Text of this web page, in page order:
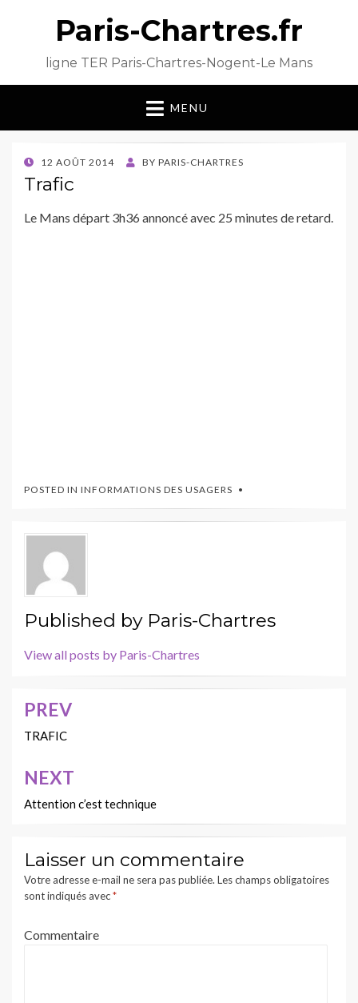
Paris-Chartres.fr
ligne TER Paris-Chartres-Nogent-Le Mans
MENU
POSTED
ON
12 AOÛT 2014 BY PARIS-CHARTRES
Trafic
Le Mans départ 3h36 annoncé avec 25 minutes de retard.
POSTED IN INFORMATIONS DES USAGERS
Published by Paris-Chartres
View all posts by Paris-Chartres
Navigation
de
l’article
PREV
TRAFIC
NEXT
Attention c’est technique
Laisser un commentaire
Votre adresse e-mail ne sera pas publiée. Les champs obligatoires
sont indiqués avec*
Commentaire